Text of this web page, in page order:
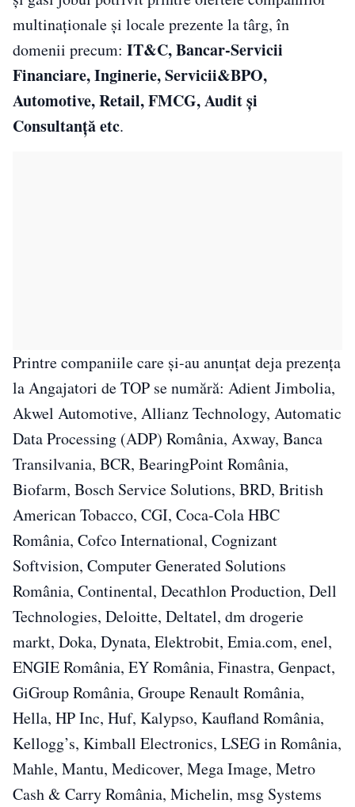
multinaționale și locale prezente la târg, în
domenii precum: IT&C, Bancar-Servicii
Financiare, Inginerie, Servicii&BPO,
Automotive, Retail, FMCG, Audit și
Consultanță etc.
Printre companiile care și-au anunțat deja prezența
la Angajatori de TOP se numără: Adient Jimbolia,
Akwel Automotive, Allianz Technology, Automatic
Data Processing (ADP) România, Axway, Banca
Transilvania, BCR, BearingPoint România,
Biofarm, Bosch Service Solutions, BRD, British
American Tobacco, CGI, Coca-Cola HBC
România, Cofco International, Cognizant
Softvision, Computer Generated Solutions
România, Continental, Decathlon Production, Dell
Technologies, Deloitte, Deltatel, dm drogerie
markt, Doka, Dynata, Elektrobit, Emia.com, enel,
ENGIE România, EY România, Finastra, Genpact,
GiGroup România, Groupe Renault România,
Hella, HP Inc, Huf, Kalypso, Kaufland România,
Kellogg’s, Kimball Electronics, LSEG in România,
Mahle, Mantu, Medicover, Mega Image, Metro
Cash & Carry România, Michelin, msg Systems